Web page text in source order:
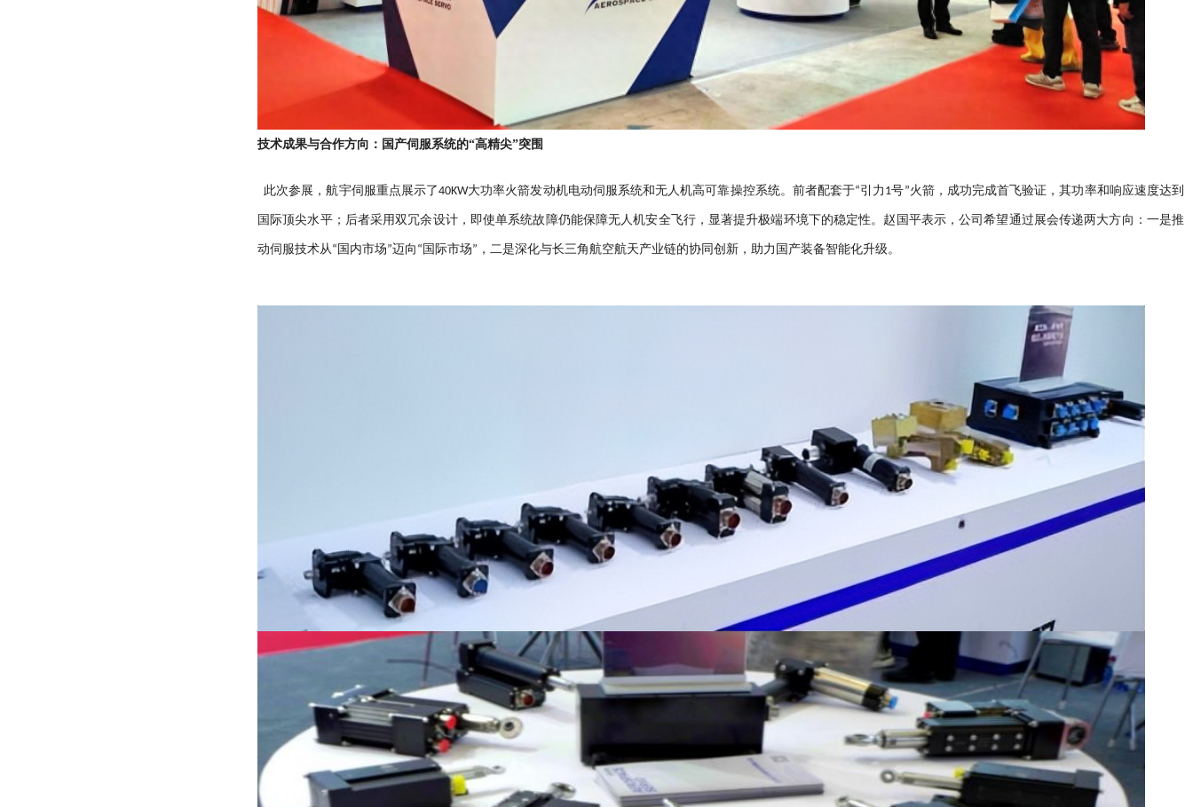
技术成果与合作方向：国产伺服系统的“高精尖”突围
此次参展，航宇伺服重点展示了40KW大功率火箭发动机电动伺服系统和无人机高可靠操控系统。前者配套于“引力1号”火箭，成功完成首飞验证，其功率和响应速度达到
国际顶尖水平；后者采用双冗余设计，即使单系统故障仍能保障无人机安全飞行，显著提升极端环境下的稳定性。赵国平表示，公司希望通过展会传递两大方向：一是推
动伺服技术从“国内市场”迈向“国际市场”，二是深化与长三角航空航天产业链的协同创新，助力国产装备智能化升级。